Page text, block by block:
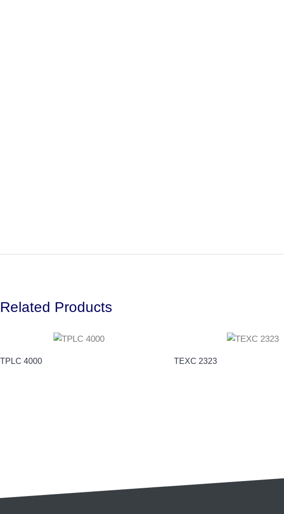
Related Products
TPLC 4000 TEXC 2323